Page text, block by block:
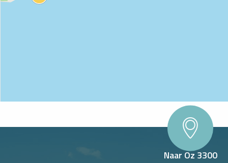
Naar Oz 3300